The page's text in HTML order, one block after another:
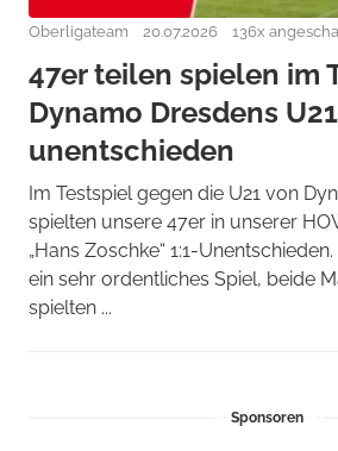
Oberligateam 20.07.2026 136x
47er teilen spielen im
Dynamo Dresdens U21
unentschieden
Im Testspiel gegen die U21 von
spielten unsere 47er in unserer
„Hans Zoschke“ 1:1-
ein sehr ordentliches Spiel, beide
spielten ...
Sponsoren